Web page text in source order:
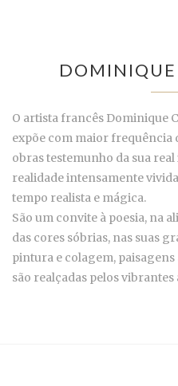
O artista francês Dominique
expõe com maior frequência
obras testemunho da sua
realidade intensamente
tempo realista e mágica.
São um convite à poesia, na
das cores sóbrias, nas suas
pintura e colagem,
são realçadas pelos